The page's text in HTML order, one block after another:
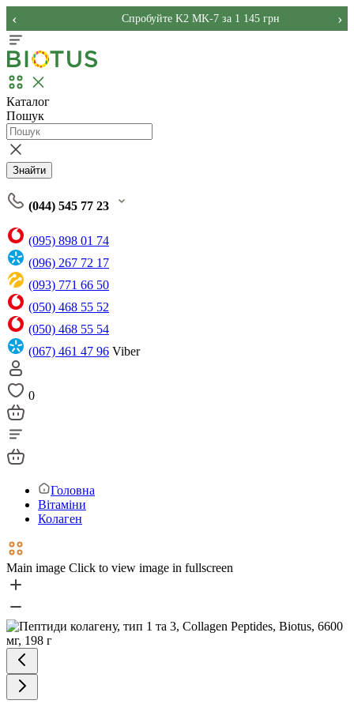
Спробуйте K2 MK-7 за 1 145 грн
‹ ›
Каталог
Пошук
Знайти
(044) 545 77 23
(095) 898 01 74
(096) 267 72 17
(093) 771 66 50
(050) 468 55 52
(050) 468 55 54
(067) 461 47 96 Viber
0
Головна
Вітаміни
Колаген
Main image Click to view image in fullscreen